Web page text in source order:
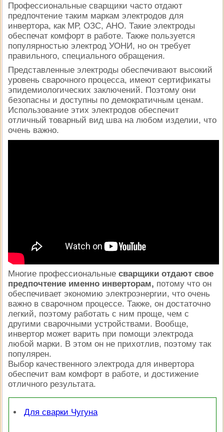
Профессиональные сварщики часто отдают
предпочтение таким маркам электродов для
инвертора, как МР, ОЗС, АНО. Такие электроды
обеспечат комфорт в работе. Также пользуется
популярностью электрод УОНИ, но он требует
правильного, специального обращения.
Представленные электроды обеспечивают высокий
уровень сварочного процесса, имеют сертификаты
эпидемиологических заключений. Поэтому они
безопасны и доступны по демократичным ценам.
Использование этих электродов обеспечит
отличный товарный вид шва на любом изделии, что
очень важно.
Многие профессиональные сварщики отдают свое
предпочтение именно инверторам, потому что он
обеспечивает экономию электроэнергии, что очень
важно в сварочном процессе. Также, он достаточно
легкий, поэтому работать с ним проще, чем с
другими сварочными устройствами. Вообще,
инвертор может варить при помощи электрода
любой марки. В этом он не прихотлив, поэтому так
популярен.
Выбор качественного электрода для инвертора
обеспечит вам комфорт в работе, и достижение
отличного результата.
Для сварки Чугуна